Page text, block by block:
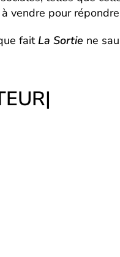
vendre pour
faitLa Sortie ne
|